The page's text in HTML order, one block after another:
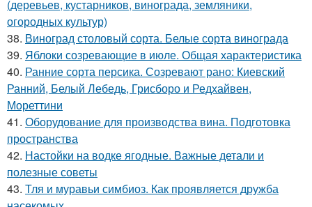
(деревьев, кустарников, винограда, земляники,
огородных культур)
38. Виноград столовый сорта. Белые сорта винограда
39. Яблоки созревающие в июле. Общая характеристика
40. Ранние сорта персика. Созревают рано: Киевский
Ранний, Белый Лебедь, Грисборо и Редхайвен,
Мореттини
41. Оборудование для производства вина. Подготовка
пространства
42. Настойки на водке ягодные. Важные детали и
полезные советы
43. Тля и муравьи симбиоз. Как проявляется дружба